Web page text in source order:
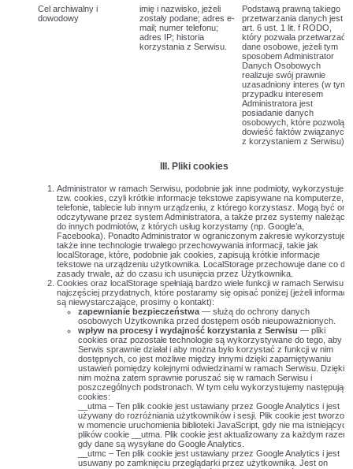
Cel archiwalny i
dowodowy
imię i nazwisko, jeżeli
zostały podane; adres e-
mail; numer telefonu;
adres IP; historia
korzystania z Serwisu.
Podstawą prawną takiego
przetwarzania danych jest
art. 6 ust. 1 lit. f RODO,
który pozwala przetwarzać
dane osobowe, jeżeli tym
sposobem Administrator
Danych Osobowych
realizuje swój prawnie
uzasadniony interes (w tym
przypadku interesem
Administratora jest
posiadanie danych
osobowych, które pozwolą
dowieść faktów związanych
z korzystaniem z Serwisu).
III. Pliki cookies
Administrator w ramach Serwisu, podobnie jak inne podmioty, wykorzystuje
tzw. cookies, czyli krótkie informacje tekstowe zapisywane na komputerze,
telefonie, tablecie lub innym urządzeniu, z którego korzystasz. Mogą być one
odczytywane przez system Administratora, a także przez systemy należące
do innych podmiotów, z których usług korzystamy (np. Google’a,
Facebooka). Ponadto Administrator w ograniczonym zakresie wykorzystuje
także inne technologie trwałego przechowywania informacji, takie jak
localStorage, które, podobnie jak cookies, zapisują krótkie informacje
tekstowe na urządzeniu użytkownika. LocalStorage przechowuje dane co do
zasady trwale, aż do czasu ich usunięcia przez Użytkownika.
Cookies oraz localStorage spełniają bardzo wiele funkcji w ramach Serwisu,
najczęściej przydatnych, które postaramy się opisać poniżej (jeżeli informacje
są niewystarczające, prosimy o kontakt):
zapewnianie bezpieczeństwa — służą do ochrony danych
osobowych Użytkownika przed dostępem osób nieupoważnionych.
wpływ na procesy i wydajność korzystania z Serwisu — pliki
cookies oraz pozostałe technologie są wykorzystywane do tego, aby
Serwis sprawnie działał i aby można było korzystać z funkcji w nim
dostępnych, co jest możliwe między innymi dzięki zapamiętywaniu
ustawień pomiędzy kolejnymi odwiedzinami w ramach Serwisu. Dzięki
nim można zatem sprawnie poruszać się w ramach Serwisu i
poszczególnych podstronach. W tym celu wykorzystujemy następujące
cookies:
__utma – Ten plik cookie jest ustawiany przez Google Analytics i jest
używany do rozróżniania użytkowników i sesji. Plik cookie jest
w momencie uruchomienia biblioteki JavaScript, gdy nie ma istniejących
plików cookie __utma. Plik cookie jest aktualizowany za każdym razem,
gdy dane są wysyłane do Google Analytics.
__utmc – Ten plik cookie jest ustawiany przez Google Analytics i jest
usuwany po zamknięciu przeglądarki przez użytkownika. Jest on